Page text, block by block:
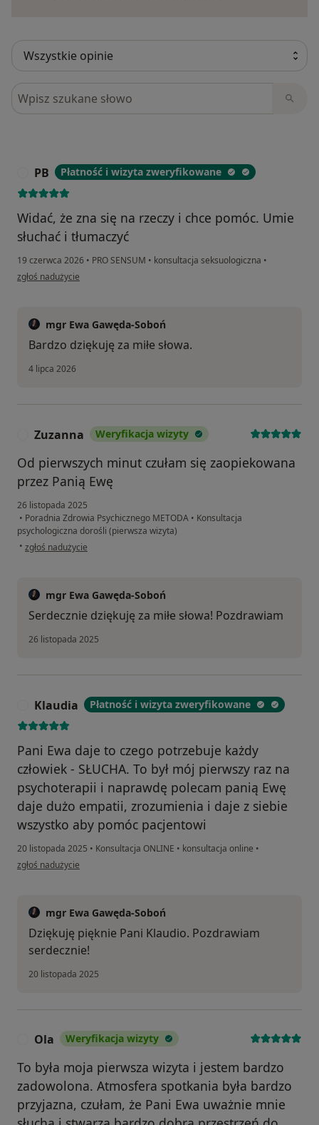
Szukaj w opiniach
PB Płatność i wizyta zweryfikowane
Widać, że zna się na rzeczy i chce pomóc. Umie
słuchać i tłumaczyć
19 czerwca 2026 • PRO SENSUM • konsultacja seksuologiczna •
w opinii użytkownika PB
zgłoś nadużycie
mgr Ewa Gawęda-Soboń
Bardzo dziękuję za miłe słowa.
4 lipca 2026
Zuzanna Weryfikacja wizyty
Od pierwszych minut czułam się zaopiekowana
przez Panią Ewę
26 listopada 2025
• Poradnia Zdrowia Psychicznego METODA • Konsultacja
psychologiczna dorośli (pierwsza wizyta)
• w opinii użytkownika Zuzanna
zgłoś nadużycie
mgr Ewa Gawęda-Soboń
Serdecznie dziękuję za miłe słowa! Pozdrawiam
26 listopada 2025
Klaudia Płatność i wizyta zweryfikowane
Pani Ewa daje to czego potrzebuje każdy
człowiek - SŁUCHA. To był mój pierwszy raz na
psychoterapii i naprawdę polecam panią Ewę
daje dużo empatii, zrozumienia i daje z siebie
wszystko aby pomóc pacjentowi
20 listopada 2025 • Konsultacja ONLINE • konsultacja online •
w opinii użytkownika Klaudia
zgłoś nadużycie
mgr Ewa Gawęda-Soboń
Dziękuję pięknie Pani Klaudio. Pozdrawiam
serdecznie!
20 listopada 2025
Ola Weryfikacja wizyty
To była moja pierwsza wizyta i jestem bardzo
zadowolona. Atmosfera spotkania była bardzo
przyjazna, czułam, że Pani Ewa uważnie mnie